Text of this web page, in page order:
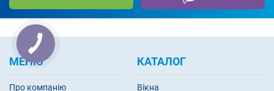
МЕНЮ
Про компанію
КАТАЛОГ
Вікна